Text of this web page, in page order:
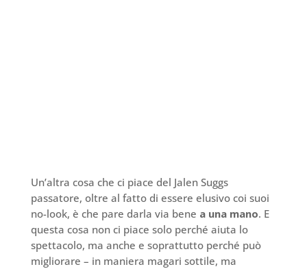
Un’altra cosa che ci piace del Jalen Suggs
passatore, oltre al fatto di essere elusivo coi suoi
no-look, è che pare darla via bene a una mano. E
questa cosa non ci piace solo perché aiuta lo
spettacolo, ma anche e soprattutto perché può
migliorare – in maniera magari sottile, ma